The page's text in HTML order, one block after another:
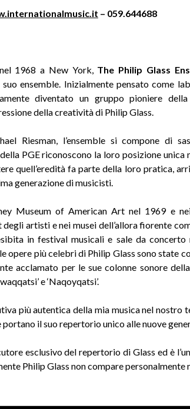
– 059.644688
1968 a New York, The Philip Glass
ensemble. Inizialmente pensato come
diventato un gruppo pioniere
della creatività di Philip Glass.
Riesman, l’ensemble si compone di
PGE riconoscono la loro posizione unica
quell’eredità fa parte della loro pratica,
generazione di musicisti.
Museum of American Art nel 1969 e
artisti e nei musei dell’allora fiorente
in festival musicali e sale da
opere più celebri di Philip Glass sono state
acclamato per le sue colonne sonore
e ‘Naqoyqatsi’.
più autentica della mia musica nel nostro
il suo repertorio unico alle nuove
esclusivo del repertorio di Glass ed è
Philip Glass non compare personalmente